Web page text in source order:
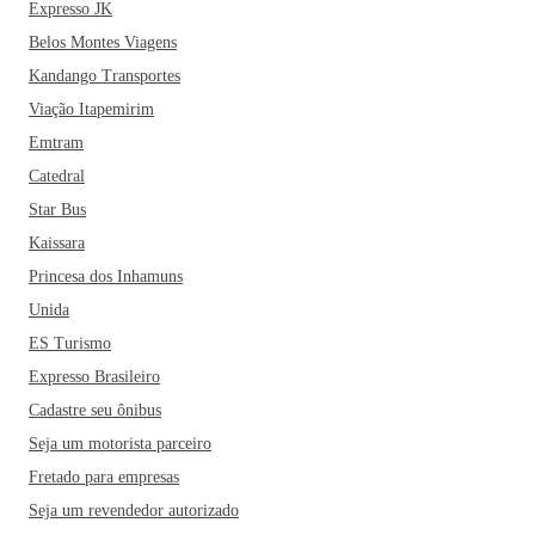
Expresso JK
Belos Montes Viagens
Kandango Transportes
Viação Itapemirim
Emtram
Catedral
Star Bus
Kaissara
Princesa dos Inhamuns
Unida
ES Turismo
Expresso Brasileiro
Cadastre seu ônibus
Seja um motorista parceiro
Fretado para empresas
Seja um revendedor autorizado